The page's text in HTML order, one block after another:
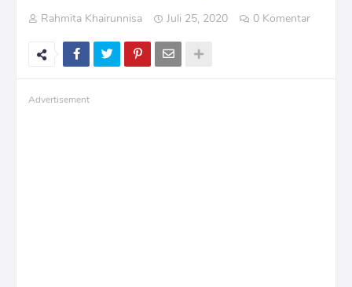
Rahmita Khairunnisa Juli 25, 2020 0 Komentar
Advertisement